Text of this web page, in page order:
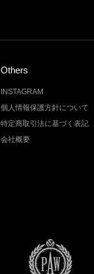
Others
INSTAGRAM
個人情報保護方針について
特定商取引法に基づく表記
会社概要